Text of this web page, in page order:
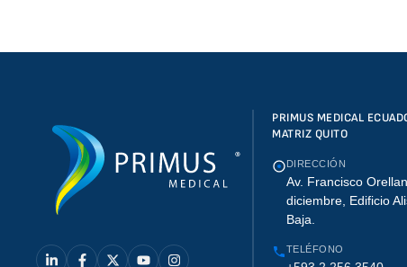
PRIMUS MEDICAL
MATRIZ QUITO
DIRECCIÓN
Av. Francisco
diciembre, Edificio
Baja.
TELÉFONO